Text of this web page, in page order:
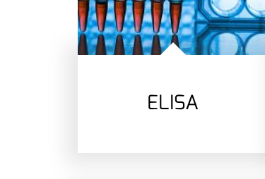
ELISA